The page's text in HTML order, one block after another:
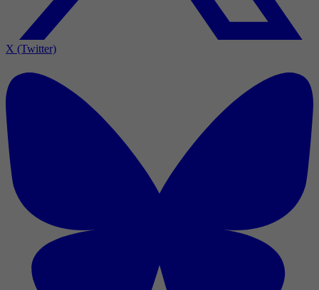
X (Twitter)